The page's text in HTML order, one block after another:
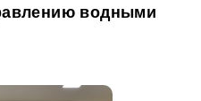
водными